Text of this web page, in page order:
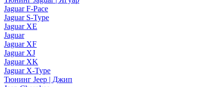
Jaguar F-Pace
Jaguar S-Type
Jaguar XE
Jaguar
Jaguar XF
Jaguar XJ
Jaguar XK
Jaguar X-Type
Тюнинг Jeep | Джип